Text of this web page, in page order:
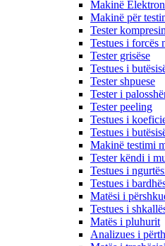
Makinë
Makinë për
Tester
Testues i forcës
Tester grisëse
Testues i
Tester shpuese
Tester i
Tester peeling
Testues i
Testues i
Makinë testimi
Tester këndi i
Testues i
Testues i
Matësi i
Testues i
Matës i pluhurit
Analizues i